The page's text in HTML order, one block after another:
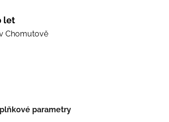
let
Chomutově
parametry